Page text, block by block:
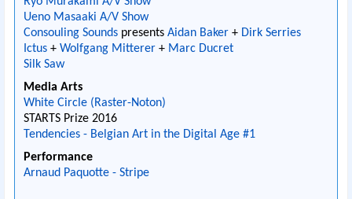
Ueno Masaaki A/V Show
Consouling Sounds presentsAidan Baker+ Dirk Serries
Ictus+Wolfgang Mitterer+ Marc Ducret
Silk Saw
Media Arts
White Circle (Raster-Noton)
STARTS Prize 2016
Tendencies - Belgian Art in the Digital Age #1
Performance
Arnaud Paquotte - Stripe